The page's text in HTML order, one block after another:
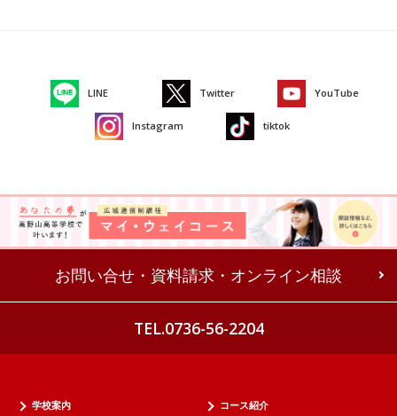
LINE Twitter YouTube
Instagram tiktok
お問い合せ・資料請求・オンライン相談
TEL.0736-56-2204
学校案内 コース紹介